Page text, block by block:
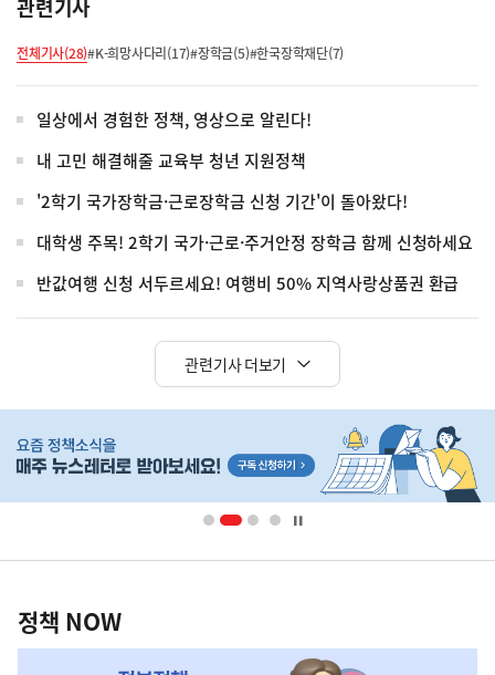
관련기사
전체기사(28)#K-희망사다리(17)#장학금(5)#한국장학재단(7)
일상에서 경험한 정책, 영상으로 알린다!
내 고민 해결해줄 교육부 청년 지원정책
'2학기 국가장학금·근로장학금 신청 기간'이 돌아왔다!
대학생 주목! 2학기 국가·근로·주거안정 장학금 함께 신청하세요
반값여행 신청 서두르세요! 여행비 50% 지역사랑상품권 환급
관련기사 더보기
단
영
책
NOW,
정책 NOW